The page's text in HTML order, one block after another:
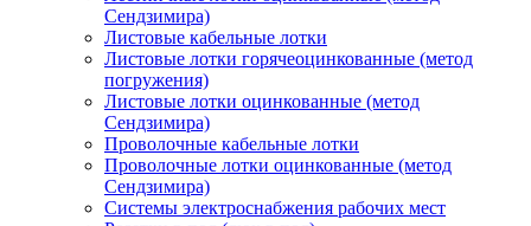
Сендзимира)
Листовые кабельные лотки
Листовые лотки горячеоцинкованные (метод
погружения)
Листовые лотки оцинкованные (метод
Сендзимира)
Проволочные кабельные лотки
Проволочные лотки оцинкованные (метод
Сендзимира)
Системы электроснабжения рабочих мест